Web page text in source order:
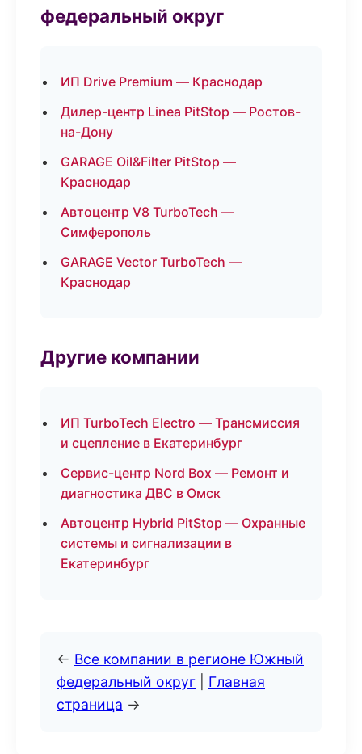
федеральный округ
ИП Drive Premium — Краснодар
Дилер-центр Linea PitStop — Ростов-
на-Дону
GARAGE Oil&Filter PitStop —
Краснодар
Автоцентр V8 TurboTech —
Симферополь
GARAGE Vector TurboTech —
Краснодар
Другие компании
ИП TurboTech Electro — Трансмиссия
и сцепление в Екатеринбург
Сервис-центр Nord Box — Ремонт и
диагностика ДВС в Омск
Автоцентр Hybrid PitStop — Охранные
системы и сигнализации в
Екатеринбург
← Все компании в регионе Южный
федеральный округ
Главная
страница →